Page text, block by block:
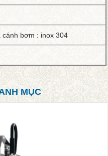
cánh bơm : inox 304
MỤC